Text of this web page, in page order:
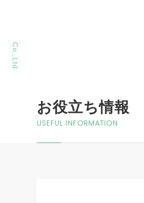
Co.,Ltd.
お役立ち情報
USEFUL INFORMATION